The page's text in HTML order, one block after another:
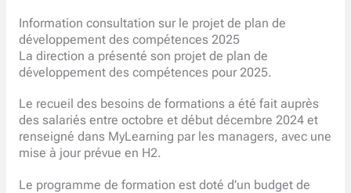
Information consultation sur le projet de plan de
développement des compétences 2025
La direction a présenté son projet de plan de
développement des compétences pour 2025.
Le recueil des besoins de formations a été fait auprès
des salariés entre octobre et début décembre 2024 et
renseigné dans MyLearning par les managers, avec une
mise à jour prévue en H2.
Le programme de formation est doté d’un budget de